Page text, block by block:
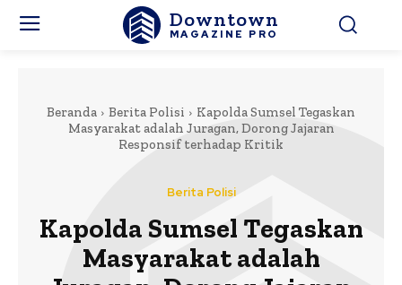
Downtown
MAGAZINE PRO
Beranda Berita Polisi
Kapolda Sumsel Tegaskan
Masyarakat adalah Juragan, Dorong Jajaran
Responsif terhadap Kritik
Berita Polisi
Kapolda Sumsel Tegaskan
Masyarakat adalah